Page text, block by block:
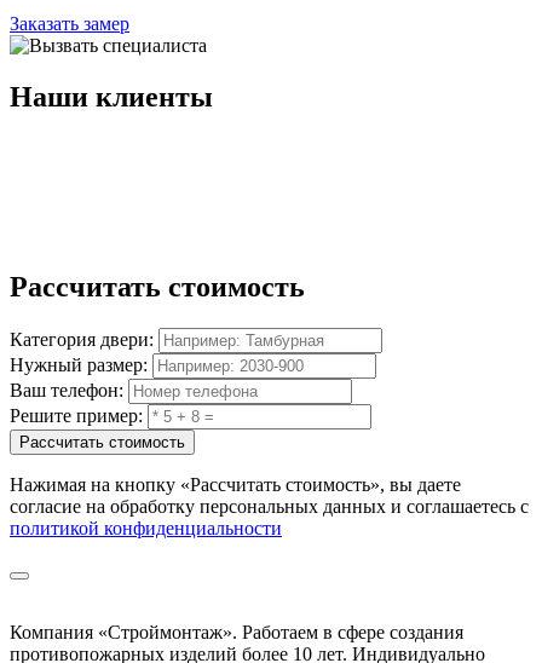
Заказать замер
Наши клиенты
Рассчитать стоимость
Категория двери:
Нужный размер:
Ваш телефон:
Решите пример:
Рассчитать стоимость
Нажимая на кнопку «Рассчитать стоимость», вы даете
согласие на обработку персональных данных и соглашаетесь с
политикой конфиденциальности
Компания «Строймонтаж». Работаем в сфере создания
противопожарных изделий более 10 лет. Индивидуально